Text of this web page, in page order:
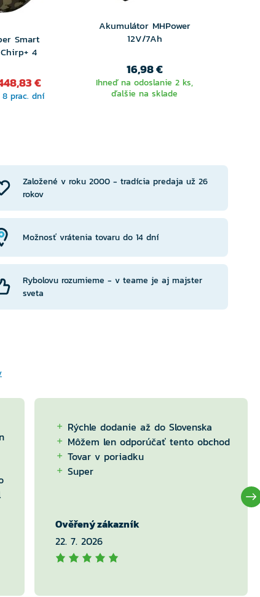
Smart
4
€
prac. dní
Akumulátor MHPower
12V/7Ah
16,98 €
Ihneď na odoslanie 2 ks,
ďalšie na sklade
Založené v roku 2000 - tradícia predaja už 26
rokov
Možnosť vrátenia tovaru do 14 dní
Rybolovu rozumieme - v teame je aj majster
sveta
Rýchle dodanie až do Slovenska
Môžem len odporúčať tento obchod
Tovar v poriadku
Super
Ověřený zákazník
22. 7. 2026